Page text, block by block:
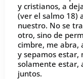
y cristianos, a
(ver el salmo 18)
nuestro. No se
otro, sino de
cimbre, me abra,
y sepamos estar,
solamente estar,
juntos.